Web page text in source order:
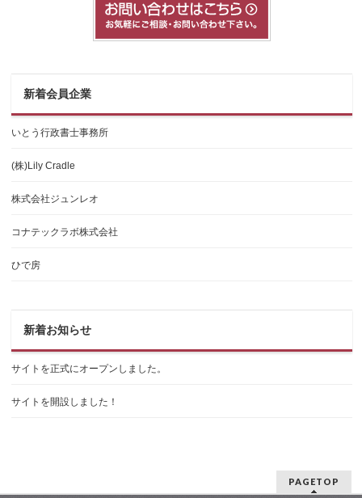
新着会員企業
いとう行政書士事務所
(株)Lily Cradle
株式会社ジュンレオ
コナテックラボ株式会社
ひで房
新着お知らせ
サイトを正式にオープンしました。
サイトを開設しました！
PAGETOP